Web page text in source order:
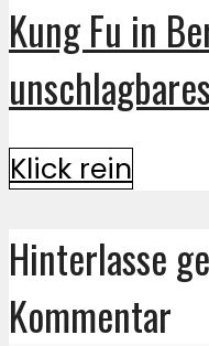
Kung Fu in
Klick rein
Hinterlasse
Kommentar